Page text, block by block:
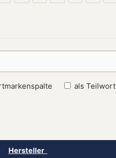
als Teilwort
Hersteller